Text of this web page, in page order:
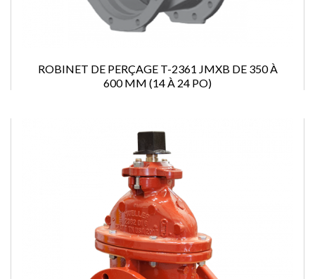
ROBINET DE PERÇAGE T-2361 JMXB DE 350 À
600 MM (14 À 24 PO)